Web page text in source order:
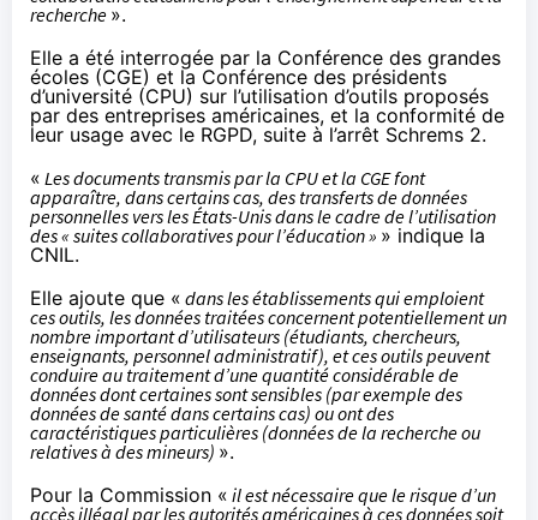
recherche ».
Elle a été interrogée par la Conférence des grandes
écoles (CGE) et la Conférence des présidents
d’université (CPU) sur l’utilisation d’outils proposés
par des entreprises américaines, et la conformité de
leur usage avec le RGPD, suite à l’arrêt Schrems 2.
« Les documents transmis par la CPU et la CGE font
apparaître, dans certains cas, des transferts de données
personnelles vers les États-Unis dans le cadre de l’utilisation
des « suites collaboratives pour l’éducation » » indique la
CNIL.
Elle ajoute que « dans les établissements qui emploient
ces outils, les données traitées concernent potentiellement un
nombre important d’utilisateurs (étudiants, chercheurs,
enseignants, personnel administratif), et ces outils peuvent
conduire au traitement d’une quantité considérable de
données dont certaines sont sensibles (par exemple des
données de santé dans certains cas) ou ont des
caractéristiques particulières (données de la recherche ou
relatives à des mineurs) ».
Pour la Commission « il est nécessaire que le risque d’un
accès illégal par les autorités américaines à ces données soit